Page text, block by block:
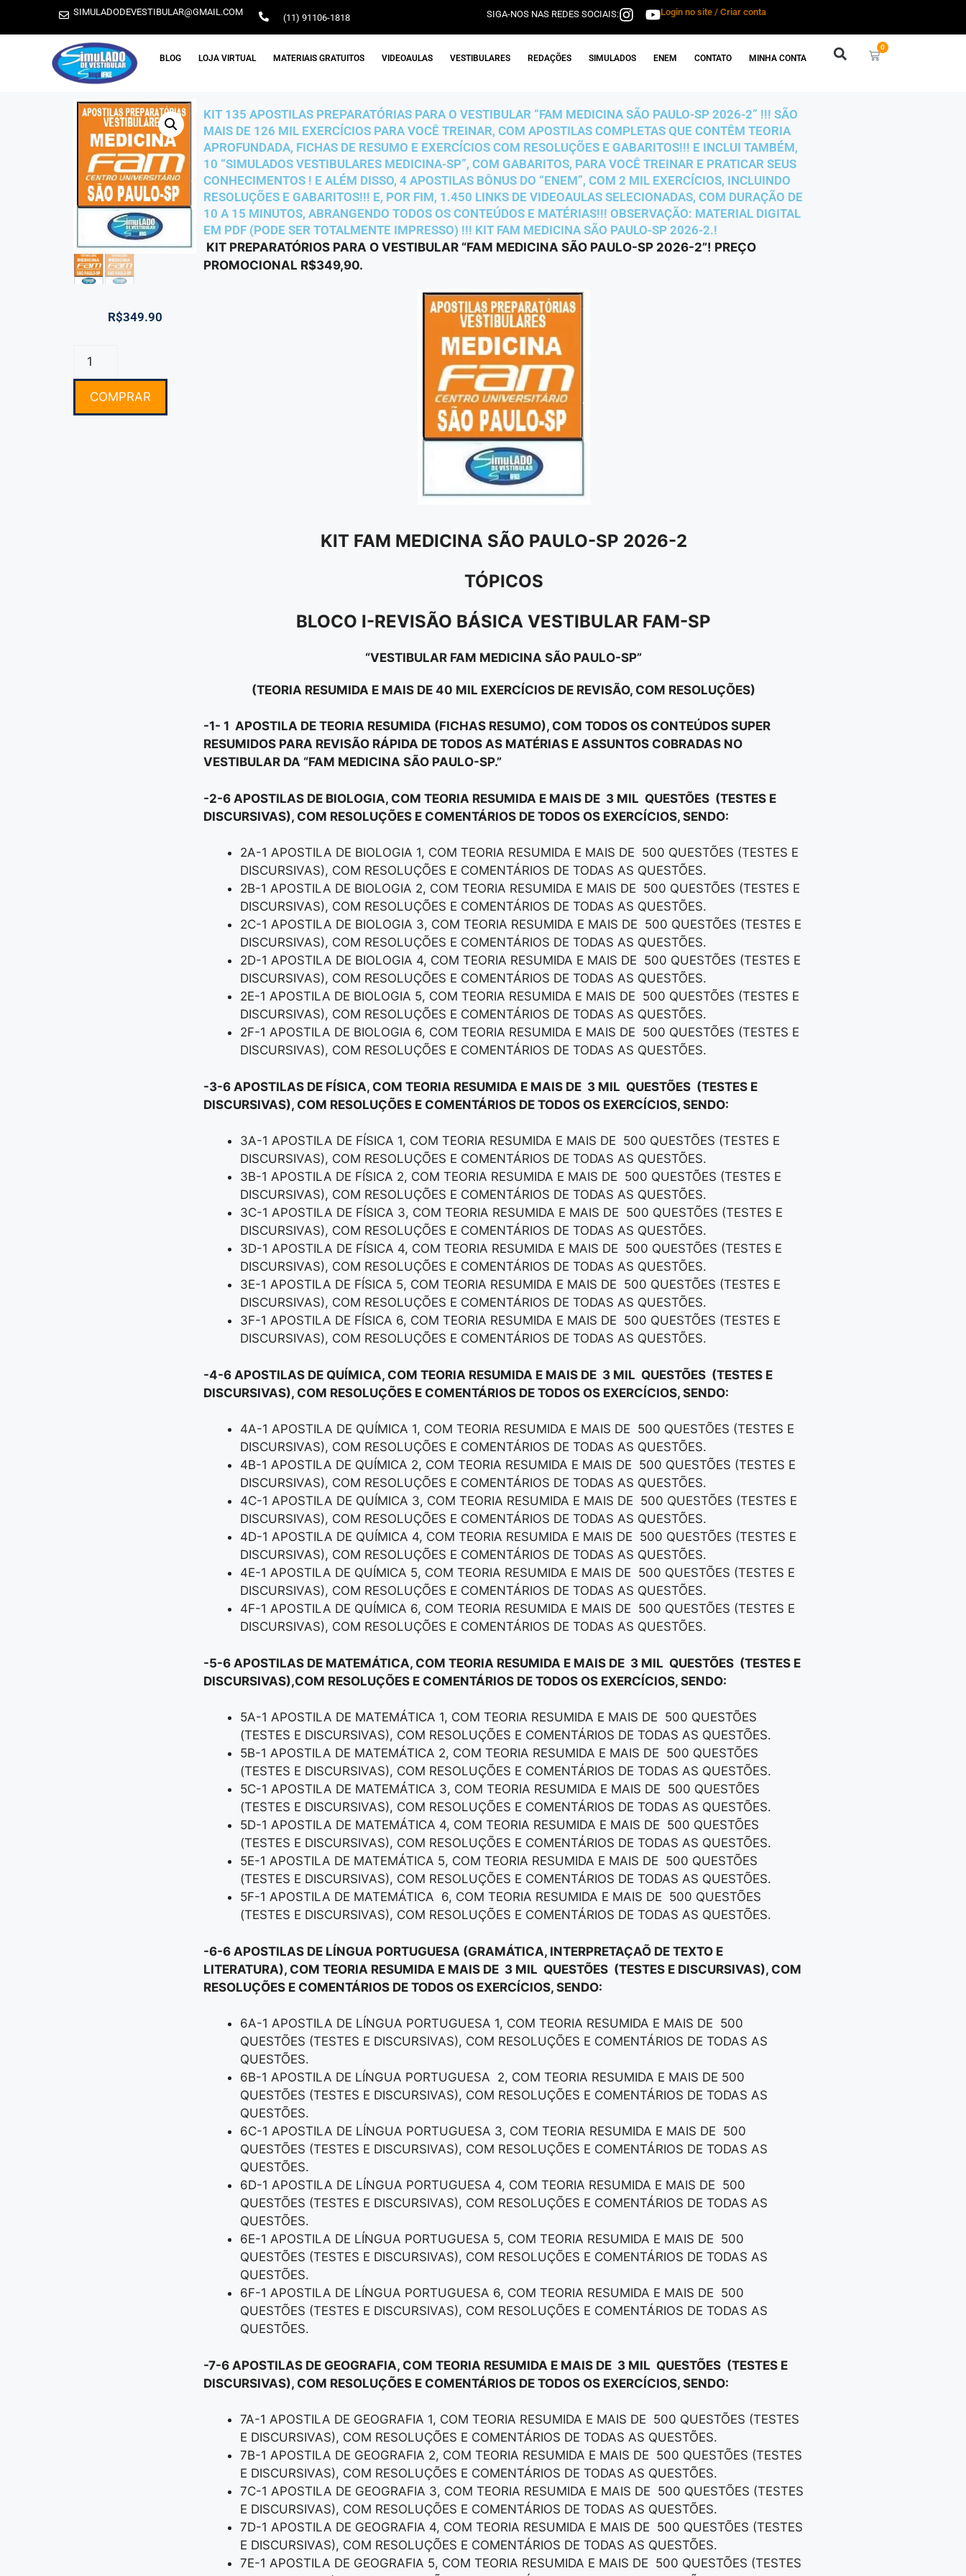
SIMULADODEVESTIBULAR@GMAIL.COM (11) 91106-1818 SIGA-NOS NAS REDES SOCIAIS: Login no site / Criar conta
BLOG LOJA VIRTUAL MATERIAIS GRATUITOS VIDEOAULAS VESTIBULARES REDAÇÕES SIMULADOS ENEM CONTATO MINHA CONTA
0
R$349.90
COMPRAR
KIT 135 APOSTILAS PREPARATÓRIAS PARA O VESTIBULAR “FAM MEDICINA SÃO PAULO-SP 2026-2” !!! SÃO
MAIS DE 126 MIL EXERCÍCIOS PARA VOCÊ TREINAR, COM APOSTILAS COMPLETAS QUE CONTÊM TEORIA
APROFUNDADA, FICHAS DE RESUMO E EXERCÍCIOS COM RESOLUÇÕES E GABARITOS!!! E INCLUI TAMBÉM,
10 “SIMULADOS VESTIBULARES MEDICINA-SP”, COM GABARITOS, PARA VOCÊ TREINAR E PRATICAR SEUS
CONHECIMENTOS ! E ALÉM DISSO, 4 APOSTILAS BÔNUS DO “ENEM”, COM 2 MIL EXERCÍCIOS, INCLUINDO
RESOLUÇÕES E GABARITOS!!! E, POR FIM, 1.450 LINKS DE VIDEOAULAS SELECIONADAS, COM DURAÇÃO DE
10 A 15 MINUTOS, ABRANGENDO TODOS OS CONTEÚDOS E MATÉRIAS!!! OBSERVAÇÃO: MATERIAL DIGITAL
EM PDF (PODE SER TOTALMENTE IMPRESSO) !!! KIT FAM MEDICINA SÃO PAULO-SP 2026-2.!
KIT PREPARATÓRIOS PARA O VESTIBULAR “FAM MEDICINA SÃO PAULO-SP 2026-2”! PREÇO
PROMOCIONAL R$349,90.
KIT FAM MEDICINA SÃO PAULO-SP 2026-2
TÓPICOS
BLOCO I-REVISÃO BÁSICA VESTIBULAR FAM-SP
“VESTIBULAR FAM MEDICINA SÃO PAULO-SP”
(TEORIA RESUMIDA E MAIS DE 40 MIL EXERCÍCIOS DE REVISÃO, COM RESOLUÇÕES)
-1- 1 APOSTILA DE TEORIA RESUMIDA (FICHAS RESUMO), COM TODOS OS CONTEÚDOS SUPER
RESUMIDOS PARA REVISÃO RÁPIDA DE TODOS AS MATÉRIAS E ASSUNTOS COBRADAS NO
VESTIBULAR DA “FAM MEDICINA SÃO PAULO-SP.”
-2-6 APOSTILAS DE BIOLOGIA, COM TEORIA RESUMIDA E MAIS DE 3 MIL QUESTÕES (TESTES E
DISCURSIVAS), COM RESOLUÇÕES E COMENTÁRIOS DE TODOS OS EXERCÍCIOS, SENDO:
2A-1 APOSTILA DE BIOLOGIA 1, COM TEORIA RESUMIDA E MAIS DE 500 QUESTÕES (TESTES E
DISCURSIVAS), COM RESOLUÇÕES E COMENTÁRIOS DE TODAS AS QUESTÕES.
2B-1 APOSTILA DE BIOLOGIA 2, COM TEORIA RESUMIDA E MAIS DE 500 QUESTÕES (TESTES E
DISCURSIVAS), COM RESOLUÇÕES E COMENTÁRIOS DE TODAS AS QUESTÕES.
2C-1 APOSTILA DE BIOLOGIA 3, COM TEORIA RESUMIDA E MAIS DE 500 QUESTÕES (TESTES E
DISCURSIVAS), COM RESOLUÇÕES E COMENTÁRIOS DE TODAS AS QUESTÕES.
2D-1 APOSTILA DE BIOLOGIA 4, COM TEORIA RESUMIDA E MAIS DE 500 QUESTÕES (TESTES E
DISCURSIVAS), COM RESOLUÇÕES E COMENTÁRIOS DE TODAS AS QUESTÕES.
2E-1 APOSTILA DE BIOLOGIA 5, COM TEORIA RESUMIDA E MAIS DE 500 QUESTÕES (TESTES E
DISCURSIVAS), COM RESOLUÇÕES E COMENTÁRIOS DE TODAS AS QUESTÕES.
2F-1 APOSTILA DE BIOLOGIA 6, COM TEORIA RESUMIDA E MAIS DE 500 QUESTÕES (TESTES E
DISCURSIVAS), COM RESOLUÇÕES E COMENTÁRIOS DE TODAS AS QUESTÕES.
-3-6 APOSTILAS DE FÍSICA, COM TEORIA RESUMIDA E MAIS DE 3 MIL QUESTÕES (TESTES E
DISCURSIVAS), COM RESOLUÇÕES E COMENTÁRIOS DE TODOS OS EXERCÍCIOS, SENDO:
3A-1 APOSTILA DE FÍSICA 1, COM TEORIA RESUMIDA E MAIS DE 500 QUESTÕES (TESTES E
DISCURSIVAS), COM RESOLUÇÕES E COMENTÁRIOS DE TODAS AS QUESTÕES.
3B-1 APOSTILA DE FÍSICA 2, COM TEORIA RESUMIDA E MAIS DE 500 QUESTÕES (TESTES E
DISCURSIVAS), COM RESOLUÇÕES E COMENTÁRIOS DE TODAS AS QUESTÕES.
3C-1 APOSTILA DE FÍSICA 3, COM TEORIA RESUMIDA E MAIS DE 500 QUESTÕES (TESTES E
DISCURSIVAS), COM RESOLUÇÕES E COMENTÁRIOS DE TODAS AS QUESTÕES.
3D-1 APOSTILA DE FÍSICA 4, COM TEORIA RESUMIDA E MAIS DE 500 QUESTÕES (TESTES E
DISCURSIVAS), COM RESOLUÇÕES E COMENTÁRIOS DE TODAS AS QUESTÕES.
3E-1 APOSTILA DE FÍSICA 5, COM TEORIA RESUMIDA E MAIS DE 500 QUESTÕES (TESTES E
DISCURSIVAS), COM RESOLUÇÕES E COMENTÁRIOS DE TODAS AS QUESTÕES.
3F-1 APOSTILA DE FÍSICA 6, COM TEORIA RESUMIDA E MAIS DE 500 QUESTÕES (TESTES E
DISCURSIVAS), COM RESOLUÇÕES E COMENTÁRIOS DE TODAS AS QUESTÕES.
-4-6 APOSTILAS DE QUÍMICA, COM TEORIA RESUMIDA E MAIS DE 3 MIL QUESTÕES (TESTES E
DISCURSIVAS), COM RESOLUÇÕES E COMENTÁRIOS DE TODOS OS EXERCÍCIOS, SENDO:
4A-1 APOSTILA DE QUÍMICA 1, COM TEORIA RESUMIDA E MAIS DE 500 QUESTÕES (TESTES E
DISCURSIVAS), COM RESOLUÇÕES E COMENTÁRIOS DE TODAS AS QUESTÕES.
4B-1 APOSTILA DE QUÍMICA 2, COM TEORIA RESUMIDA E MAIS DE 500 QUESTÕES (TESTES E
DISCURSIVAS), COM RESOLUÇÕES E COMENTÁRIOS DE TODAS AS QUESTÕES.
4C-1 APOSTILA DE QUÍMICA 3, COM TEORIA RESUMIDA E MAIS DE 500 QUESTÕES (TESTES E
DISCURSIVAS), COM RESOLUÇÕES E COMENTÁRIOS DE TODAS AS QUESTÕES.
4D-1 APOSTILA DE QUÍMICA 4, COM TEORIA RESUMIDA E MAIS DE 500 QUESTÕES (TESTES E
DISCURSIVAS), COM RESOLUÇÕES E COMENTÁRIOS DE TODAS AS QUESTÕES.
4E-1 APOSTILA DE QUÍMICA 5, COM TEORIA RESUMIDA E MAIS DE 500 QUESTÕES (TESTES E
DISCURSIVAS), COM RESOLUÇÕES E COMENTÁRIOS DE TODAS AS QUESTÕES.
4F-1 APOSTILA DE QUÍMICA 6, COM TEORIA RESUMIDA E MAIS DE 500 QUESTÕES (TESTES E
DISCURSIVAS), COM RESOLUÇÕES E COMENTÁRIOS DE TODAS AS QUESTÕES.
-5-6 APOSTILAS DE MATEMÁTICA, COM TEORIA RESUMIDA E MAIS DE 3 MIL QUESTÕES (TESTES E
DISCURSIVAS),COM RESOLUÇÕES E COMENTÁRIOS DE TODOS OS EXERCÍCIOS, SENDO:
5A-1 APOSTILA DE MATEMÁTICA 1, COM TEORIA RESUMIDA E MAIS DE 500 QUESTÕES
(TESTES E DISCURSIVAS), COM RESOLUÇÕES E COMENTÁRIOS DE TODAS AS QUESTÕES.
5B-1 APOSTILA DE MATEMÁTICA 2, COM TEORIA RESUMIDA E MAIS DE 500 QUESTÕES
(TESTES E DISCURSIVAS), COM RESOLUÇÕES E COMENTÁRIOS DE TODAS AS QUESTÕES.
5C-1 APOSTILA DE MATEMÁTICA 3, COM TEORIA RESUMIDA E MAIS DE 500 QUESTÕES
(TESTES E DISCURSIVAS), COM RESOLUÇÕES E COMENTÁRIOS DE TODAS AS QUESTÕES.
5D-1 APOSTILA DE MATEMÁTICA 4, COM TEORIA RESUMIDA E MAIS DE 500 QUESTÕES
(TESTES E DISCURSIVAS), COM RESOLUÇÕES E COMENTÁRIOS DE TODAS AS QUESTÕES.
5E-1 APOSTILA DE MATEMÁTICA 5, COM TEORIA RESUMIDA E MAIS DE 500 QUESTÕES
(TESTES E DISCURSIVAS), COM RESOLUÇÕES E COMENTÁRIOS DE TODAS AS QUESTÕES.
5F-1 APOSTILA DE MATEMÁTICA 6, COM TEORIA RESUMIDA E MAIS DE 500 QUESTÕES
(TESTES E DISCURSIVAS), COM RESOLUÇÕES E COMENTÁRIOS DE TODAS AS QUESTÕES.
-6-6 APOSTILAS DE LÍNGUA PORTUGUESA (GRAMÁTICA, INTERPRETAÇAÕ DE TEXTO E
LITERATURA), COM TEORIA RESUMIDA E MAIS DE 3 MIL QUESTÕES (TESTES E DISCURSIVAS), COM
RESOLUÇÕES E COMENTÁRIOS DE TODOS OS EXERCÍCIOS, SENDO:
6A-1 APOSTILA DE LÍNGUA PORTUGUESA 1, COM TEORIA RESUMIDA E MAIS DE 500
QUESTÕES (TESTES E DISCURSIVAS), COM RESOLUÇÕES E COMENTÁRIOS DE TODAS AS
QUESTÕES.
6B-1 APOSTILA DE LÍNGUA PORTUGUESA 2, COM TEORIA RESUMIDA E MAIS DE 500
QUESTÕES (TESTES E DISCURSIVAS), COM RESOLUÇÕES E COMENTÁRIOS DE TODAS AS
QUESTÕES.
6C-1 APOSTILA DE LÍNGUA PORTUGUESA 3, COM TEORIA RESUMIDA E MAIS DE 500
QUESTÕES (TESTES E DISCURSIVAS), COM RESOLUÇÕES E COMENTÁRIOS DE TODAS AS
QUESTÕES.
6D-1 APOSTILA DE LÍNGUA PORTUGUESA 4, COM TEORIA RESUMIDA E MAIS DE 500
QUESTÕES (TESTES E DISCURSIVAS), COM RESOLUÇÕES E COMENTÁRIOS DE TODAS AS
QUESTÕES.
6E-1 APOSTILA DE LÍNGUA PORTUGUESA 5, COM TEORIA RESUMIDA E MAIS DE 500
QUESTÕES (TESTES E DISCURSIVAS), COM RESOLUÇÕES E COMENTÁRIOS DE TODAS AS
QUESTÕES.
6F-1 APOSTILA DE LÍNGUA PORTUGUESA 6, COM TEORIA RESUMIDA E MAIS DE 500
QUESTÕES (TESTES E DISCURSIVAS), COM RESOLUÇÕES E COMENTÁRIOS DE TODAS AS
QUESTÕES.
-7-6 APOSTILAS DE GEOGRAFIA, COM TEORIA RESUMIDA E MAIS DE 3 MIL QUESTÕES (TESTES E
DISCURSIVAS), COM RESOLUÇÕES E COMENTÁRIOS DE TODOS OS EXERCÍCIOS, SENDO:
7A-1 APOSTILA DE GEOGRAFIA 1, COM TEORIA RESUMIDA E MAIS DE 500 QUESTÕES (TESTES
E DISCURSIVAS), COM RESOLUÇÕES E COMENTÁRIOS DE TODAS AS QUESTÕES.
7B-1 APOSTILA DE GEOGRAFIA 2, COM TEORIA RESUMIDA E MAIS DE 500 QUESTÕES (TESTES
E DISCURSIVAS), COM RESOLUÇÕES E COMENTÁRIOS DE TODAS AS QUESTÕES.
7C-1 APOSTILA DE GEOGRAFIA 3, COM TEORIA RESUMIDA E MAIS DE 500 QUESTÕES (TESTES
E DISCURSIVAS), COM RESOLUÇÕES E COMENTÁRIOS DE TODAS AS QUESTÕES.
7D-1 APOSTILA DE GEOGRAFIA 4, COM TEORIA RESUMIDA E MAIS DE 500 QUESTÕES (TESTES
E DISCURSIVAS), COM RESOLUÇÕES E COMENTÁRIOS DE TODAS AS QUESTÕES.
7E-1 APOSTILA DE GEOGRAFIA 5, COM TEORIA RESUMIDA E MAIS DE 500 QUESTÕES (TESTES